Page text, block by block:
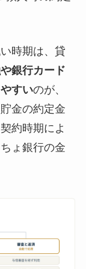
時期は、貸
銀行カード
すいのが、
金の約定金
約時期によ
ょ銀行の金